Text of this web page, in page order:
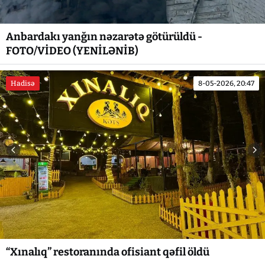
Anbardakı yanğın nəzarətə götürüldü -
FOTO/VİDEO (YENİLƏNİB)
Hadisə 8-05-2026, 20:47
“Xınalıq” restoranında ofisiant qəfil öldü